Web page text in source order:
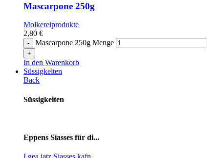
Mascarpone 250g
Molkereiprodukte
2,80 €
Mascarpone 250g Menge
In den Warenkorb
Süssigkeiten
Back
Süssigkeiten
Eppens Siasses für di...